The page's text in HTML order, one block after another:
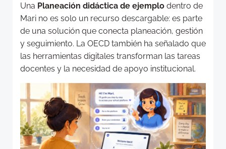
Una Planeación didáctica de ejemplo dentro de
Mari no es solo un recurso descargable: es parte
de una solución que conecta planeación, gestión
y seguimiento. La OECD también ha señalado que
las herramientas digitales transforman las tareas
docentes y la necesidad de apoyo institucional.